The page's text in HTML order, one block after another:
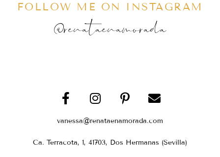
FOLLOW ME ON INSTAGRAM
@renataenamorada
vanessa@renataenamorada.com
Ca. Terracota, 1, 41703, Dos Hermanas (Sevilla)